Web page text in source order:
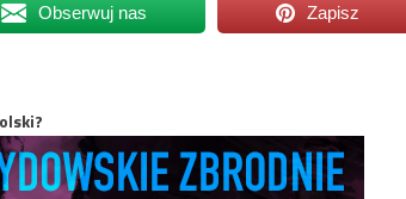
Obserwuj nas Zapisz